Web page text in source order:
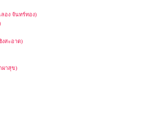
อง จันทร์ทอง)
งสะอาด)
ผาสุข)